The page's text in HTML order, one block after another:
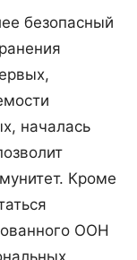
безопасный
началась
Кроме
ООН